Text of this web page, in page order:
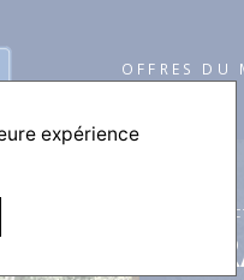
OFFRES DU
expérience